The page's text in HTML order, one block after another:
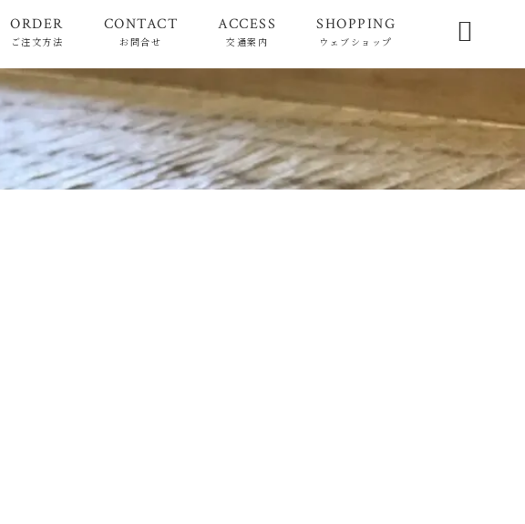
ORDER
ご注文方法
CONTACT
お問合せ
ACCESS
交通案内
SHOPPING
ウェブショップ 